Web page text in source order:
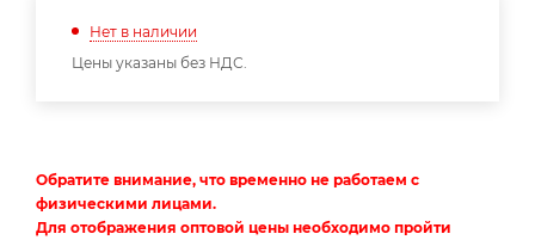
Нет в наличии
Цены указаны без НДС.
Обратите внимание, что временно не работаем с
физическими лицами.
Для отображения оптовой цены необходимо пройти